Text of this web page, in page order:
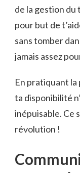
de la gestion
pour but de
sans tomber
jamais assez
En pratiquant la
ta disponibilité
inépuisable. Ce
révolution !